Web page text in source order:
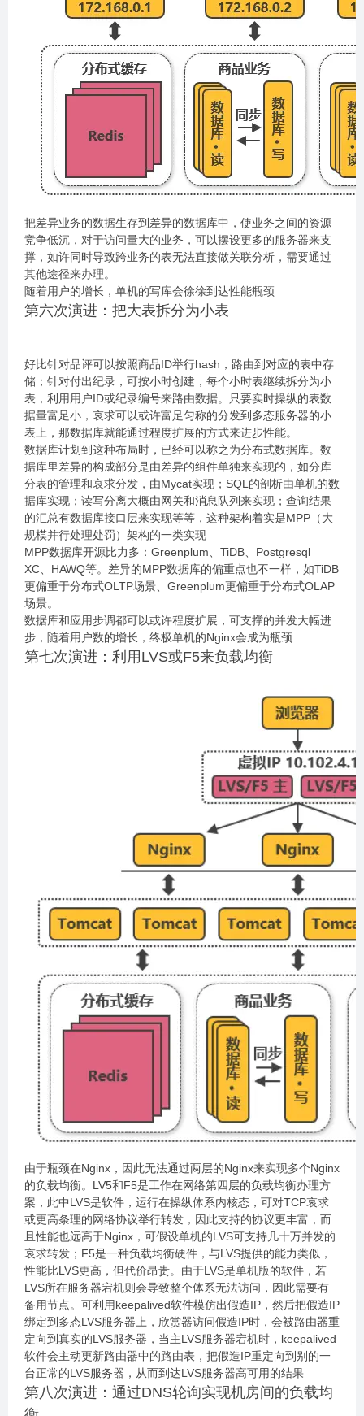
把差异业务的数据生存到差异的数据库中，使业务之间的资源
竞争低沉，对于访问量大的业务，可以摆设更多的服务器来支
撑，如许同时导致跨业务的表无法直接做关联分析，需要通过
其他途径来办理。
随着用户的增长，单机的写库会徐徐到达性能瓶颈
第六次演进：把大表拆分为小表
好比针对品评可以按照商品ID举行hash，路由到对应的表中存
储；针对付出纪录，可按小时创建，每个小时表继续拆分为小
表，利用用户ID或纪录编号来路由数据。只要实时操纵的表数
据量富足小，哀求可以或许富足匀称的分发到多态服务器的小
表上，那数据库就能通过程度扩展的方式来进步性能。
数据库计划到这种布局时，已经可以称之为分布式数据库。数
据库里差异的构成部分是由差异的组件单独来实现的，如分库
分表的管理和哀求分发，由Mycat实现；SQL的剖析由单机的数
据库实现；读写分离大概由网关和消息队列来实现；查询结果
的汇总有数据库接口层来实现等等，这种架构着实是MPP（大
规模并行处理处罚）架构的一类实现
MPP数据库开源比力多：Greenplum、TiDB、Postgresql
XC、HAWQ等。差异的MPP数据库的偏重点也不一样，如TiDB
更偏重于分布式OLTP场景、Greenplum更偏重于分布式OLAP
场景。
数据库和应用步调都可以或许程度扩展，可支撑的并发大幅进
步，随着用户数的增长，终极单机的Nginx会成为瓶颈
第七次演进：利用LVS或F5来负载均衡
由于瓶颈在Nginx，因此无法通过两层的Nginx来实现多个Nginx
的负载均衡。LV5和F5是工作在网络第四层的负载均衡办理方
案，此中LVS是软件，运行在操纵体系内核态，可对TCP哀求
或更高条理的网络协议举行转发，因此支持的协议更丰富，而
且性能也远高于Nginx，可假设单机的LVS可支持几十万并发的
哀求转发；F5是一种负载均衡硬件，与LVS提供的能力类似，
性能比LVS更高，但代价昂贵。由于LVS是单机版的软件，若
LVS所在服务器宕机则会导致整个体系无法访问，因此需要有
备用节点。可利用keepalived软件模仿出假造IP，然后把假造IP
绑定到多态LVS服务器上，欣赏器访问假造IP时，会被路由器重
定向到真实的LVS服务器，当主LVS服务器宕机时，keepalived
软件会主动更新路由器中的路由表，把假造IP重定向到别的一
台正常的LVS服务器，从而到达LVS服务器高可用的结果
第八次演进：通过DNS轮询实现机房间的负载均